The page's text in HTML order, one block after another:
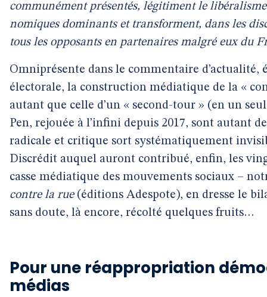
communément présentés, légitiment le
nomiques dominants et transforment, dans les
tous les opposants en partenaires malgré eux du
Omniprésente dans le commentaire d’actualité,
électorale, la construction médiatique de la «
autant que celle d’un « second-tour » (en un
Pen, rejouée à l’infini depuis 2017, sont autant
radicale et critique sort systématiquement
Discrédit auquel auront contribué, enfin, les
casse médiatique des mouvements sociaux –
contre la rue(éditions Adespote), en dresse le
sans doute, là encore, récolté quelques fruits…
Pour une réappropriation
médias